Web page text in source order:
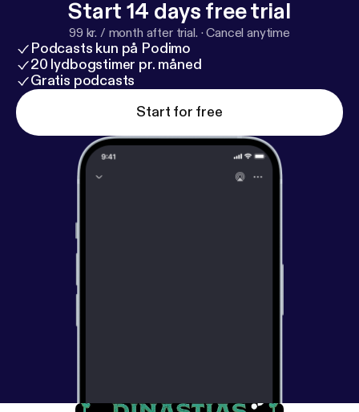
Start 14 days free trial
99 kr. / month after trial. ·Cancel anytime
Podcasts kun på Podimo
20 lydbogstimer pr. måned
Gratis podcasts
Start for free